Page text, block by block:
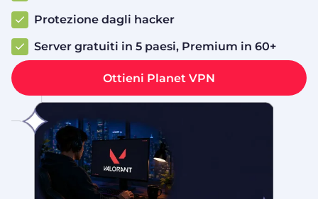
Protezione dagli hacker
Server gratuiti in 5 paesi, Premium in 60+
Ottieni Planet VPN